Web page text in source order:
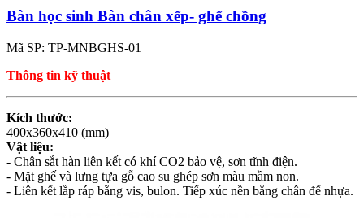
Bàn học sinh Bàn chân xếp- ghế chồng
Mã SP: TP-MNBGHS-01
Thông tin kỹ thuật
Kích thước:
400x360x410 (mm)
Vật liệu:
- Chân sắt hàn liên kết có khí CO2 bảo vệ, sơn tĩnh điện.
- Mặt ghế và lưng tựa gỗ cao su ghép sơn màu mầm non.
- Liên kết lắp ráp bằng vis, bulon. Tiếp xúc nền bằng chân đế nhựa.